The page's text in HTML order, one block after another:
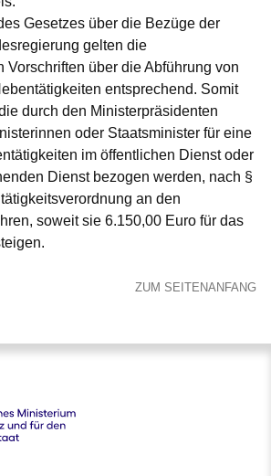
Gesetzes über die Bezüge der
gelten die
Vorschriften über die Abführung von
entsprechend. Somit
durch den Ministerpräsidenten
oder Staatsminister für eine
im öffentlichen Dienst oder
Dienst bezogen werden, nach §
an den
soweit sie 6.150,00 Euro für das
ZUM SEITENANFANG
Ministerium der Justiz und für den